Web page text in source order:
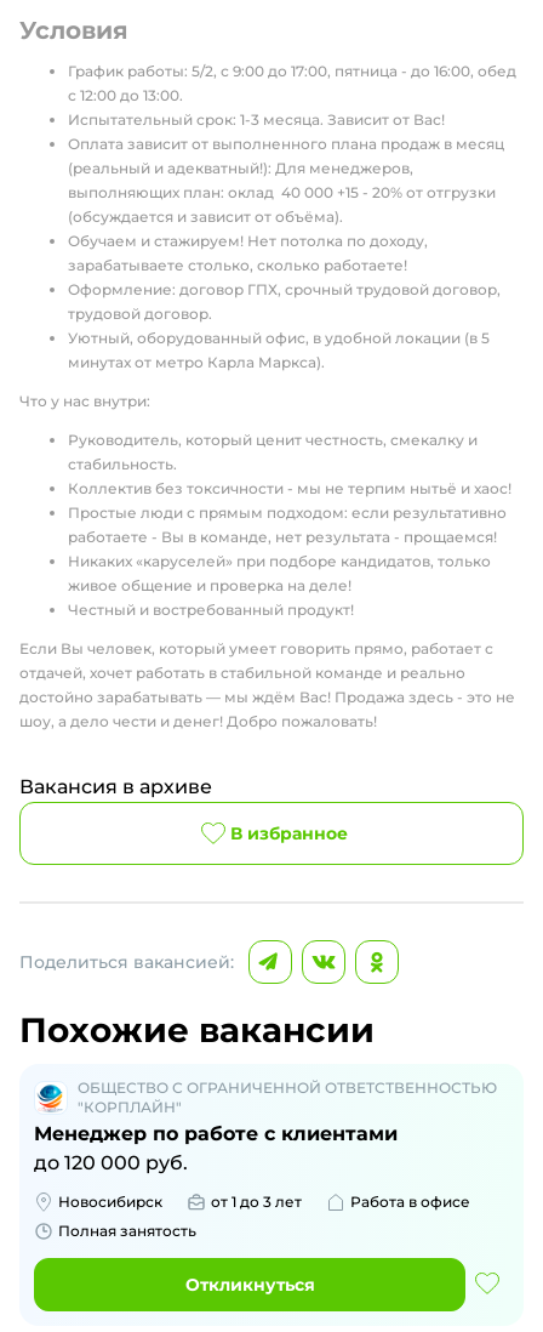
Условия
График работы: 5/2, с 9:00 до 17:00, пятница - до 16:00, обед
с 12:00 до 13:00.
Испытательный срок: 1-3 месяца. Зависит от Вас!
Оплата зависит от выполненного плана продаж в месяц
(реальный и адекватный!): Для менеджеров,
выполняющих план: оклад 40 000 +15 - 20% от отгрузки
(обсуждается и зависит от объёма).
Обучаем и стажируем! Нет потолка по доходу,
зарабатываете столько, сколько работаете!
Оформление: договор ГПХ, срочный трудовой договор,
трудовой договор.
Уютный, оборудованный офис, в удобной локации (в 5
минутах от метро Карла Маркса).
Что у нас внутри:
Руководитель, который ценит честность, смекалку и
стабильность.
Коллектив без токсичности - мы не терпим нытьё и хаос!
Простые люди с прямым подходом: если результативно
работаете - Вы в команде, нет результата - прощаемся!
Никаких «каруселей» при подборе кандидатов, только
живое общение и проверка на деле!
Честный и востребованный продукт!
Если Вы человек, который умеет говорить прямо, работает с
отдачей, хочет работать в стабильной команде и реально
достойно зарабатывать — мы ждём Вас! Продажа здесь - это не
шоу, а дело чести и денег! Добро пожаловать!
Вакансия в архиве
В избранное
Поделиться вакансией:
Похожие вакансии
ОБЩЕСТВО С ОГРАНИЧЕННОЙ ОТВЕТСТВЕННОСТЬЮ
"КОРПЛАЙН"
Менеджер по работе с клиентами
до 120 000 руб.
Новосибирск от 1 до 3 лет
Работа в офисе
Полная занятость
Откликнуться